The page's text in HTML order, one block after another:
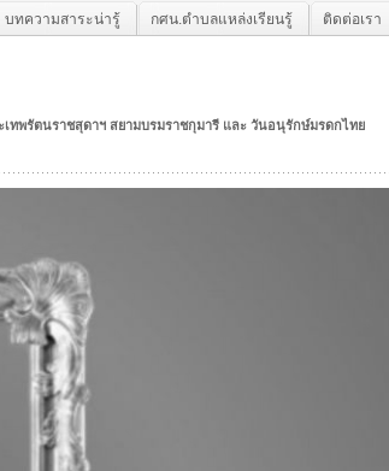
บทความสาระน่ารู้ กศน.ตำบลแหล่งเรียนรู้ ติดต่อเรา
ทพรัตนราชสุดาฯ สยามบรมราชกุมารี และ วันอนุรักษ์มรดกไทย